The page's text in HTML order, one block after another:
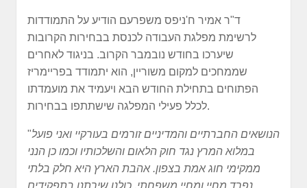
ד"ר אמיר ח'ניפס משפרעם הודיע על התמודדות
לרשימת מפלגת העבודה לכנסת בבחירות הקרובות
שיערכו בחודש נובמבר הקרוב. בניגוד לאחרים
שממחכים למקום משוריין, הוא יתמודד בפריימריז
הפתוחים בתחילת החודש הבא ויעמיד את מועמדתו
לכלל פעילי המפלגה שישתתפו בבחירות.
"הנושאים החברתיים והמדיניים זורמים בעורקיי ואני פועל
במלוא המרץ נגד חוק הלאום והשלכותיו וכמו כן הנני
ממקימי חוג אמת בצפון. אהבת הארץ היא חלק בלתי
נפרד מחיי ומחיי משפחתי. כולנו שירתנו בתפקידים